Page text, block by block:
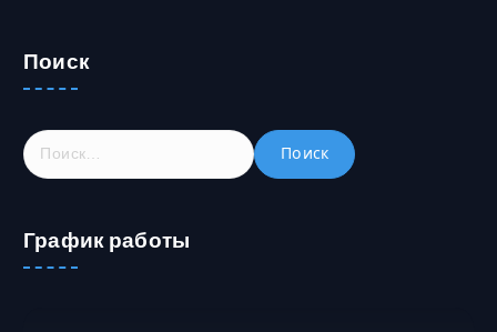
Поиск
Н
а
и
:
График работы